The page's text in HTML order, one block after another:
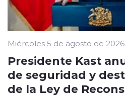
Miércoles 5 de agosto de 2026
Presidente Kast
de seguridad y
de la Ley de